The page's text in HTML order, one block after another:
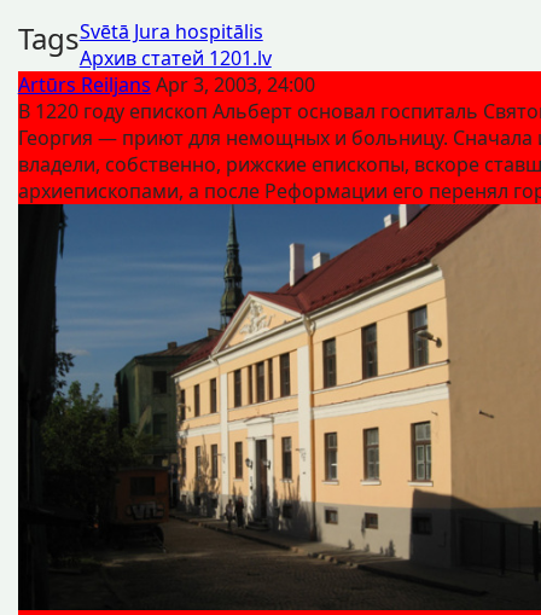
TagsSvētā Jura hospitālis
Архив статей 1201.lv
Artūrs Reiljans Apr 3, 2003, 24:00
В 1220 году епископ Альберт основал госпиталь
Георгия — приют для немощных и больницу. Сначала
владели, собственно, рижские епископы, вскоре
архиепископами, а после Реформации его перенял